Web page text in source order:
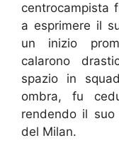
centrocampista
a esprimere il
un inizio
calarono
spazio in
ombra, fu
rendendo il
del Milan.